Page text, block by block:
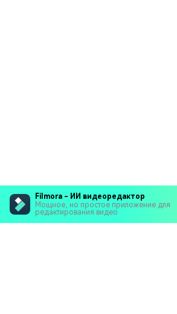
Filmora - ИИ видеоредактор
Мощное, но простое приложение для
редактирования видео